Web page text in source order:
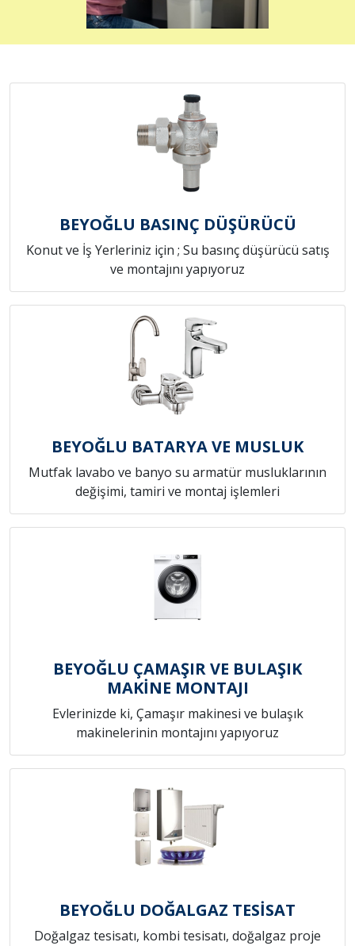
BEYOĞLU BASINÇ DÜŞÜRÜCÜ
Konut ve İş Yerleriniz için ; Su basınç düşürücü satış
ve montajını yapıyoruz
BEYOĞLU BATARYA VE MUSLUK
Mutfak lavabo ve banyo su armatür musluklarının
değişimi, tamiri ve montaj işlemleri
BEYOĞLU ÇAMAŞIR VE BULAŞIK
MAKİNE MONTAJI
Evlerinizde ki, Çamaşır makinesi ve bulaşık
makinelerinin montajını yapıyoruz
BEYOĞLU DOĞALGAZ TESİSAT
Doğalgaz tesisatı, kombi tesisatı, doğalgaz proje